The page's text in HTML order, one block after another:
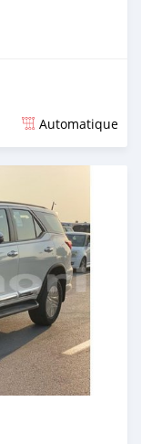
Automatique